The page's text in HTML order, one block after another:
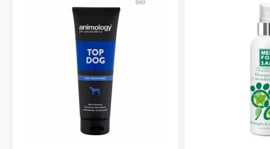
EDTA, Sodium Hydroxide, Citric Acid, Geraniol,
Linalool, Hexyl. Contains: Benzylhemiformal
Technické špecifikácie sa môžu zmeniť bez
predchádzajúceho upozornenia. Obrázky majú len
ilustračný charakter.
Produkt je zaradený v kategóriách
Chovateľstvo